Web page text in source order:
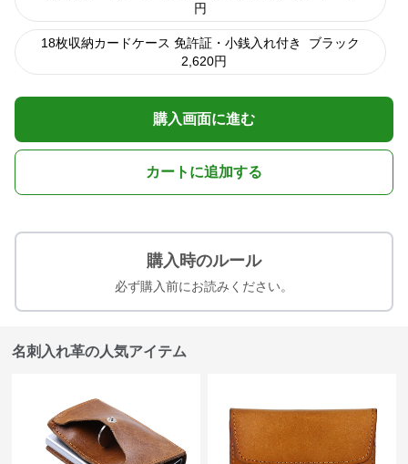
円
18枚収納カードケース 免許証・小銭入れ付き
ブラック
2,620円
購入画面に進む
カートに追加する
購入時のルール
必ず購入前にお読みください。
名刺入れ革の人気アイテム